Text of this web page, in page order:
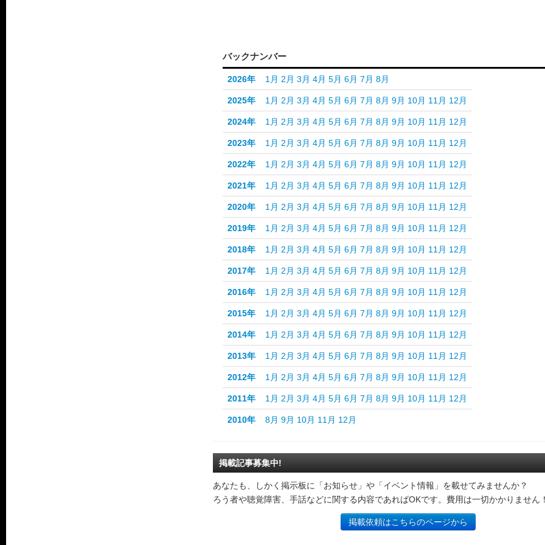
バックナンバー
2026年 1月 2月 3月 4月 5月 6月 7月 8月
2025年 1月 2月 3月 4月 5月 6月 7月 8月 9月 10月 11月 12月
2024年 1月 2月 3月 4月 5月 6月 7月 8月 9月 10月 11月 12月
2023年 1月 2月 3月 4月 5月 6月 7月 8月 9月 10月 11月 12月
2022年 1月 2月 3月 4月 5月 6月 7月 8月 9月 10月 11月 12月
2021年 1月 2月 3月 4月 5月 6月 7月 8月 9月 10月 11月 12月
2020年 1月 2月 3月 4月 5月 6月 7月 8月 9月 10月 11月 12月
2019年 1月 2月 3月 4月 5月 6月 7月 8月 9月 10月 11月 12月
2018年 1月 2月 3月 4月 5月 6月 7月 8月 9月 10月 11月 12月
2017年 1月 2月 3月 4月 5月 6月 7月 8月 9月 10月 11月 12月
2016年 1月 2月 3月 4月 5月 6月 7月 8月 9月 10月 11月 12月
2015年 1月 2月 3月 4月 5月 6月 7月 8月 9月 10月 11月 12月
2014年 1月 2月 3月 4月 5月 6月 7月 8月 9月 10月 11月 12月
2013年 1月 2月 3月 4月 5月 6月 7月 8月 9月 10月 11月 12月
2012年 1月 2月 3月 4月 5月 6月 7月 8月 9月 10月 11月 12月
2011年 1月 2月 3月 4月 5月 6月 7月 8月 9月 10月 11月 12月
2010年 8月 9月 10月 11月 12月
掲載記事募集中!
あなたも、しかく掲示板に「お知らせ」や「イベント情報」を載せてみませんか？
ろう者や聴覚障害、手話などに関する内容であればOKです。費用は一切かかりません
掲載依頼はこちらのページから